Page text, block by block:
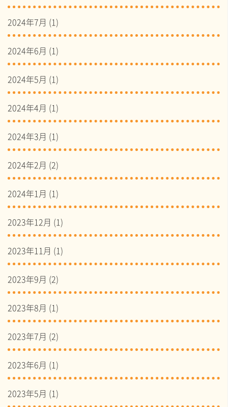
2024年7月 (1)
2024年6月 (1)
2024年5月 (1)
2024年4月 (1)
2024年3月 (1)
2024年2月 (2)
2024年1月 (1)
2023年12月 (1)
2023年11月 (1)
2023年9月 (2)
2023年8月 (1)
2023年7月 (2)
2023年6月 (1)
2023年5月 (1)